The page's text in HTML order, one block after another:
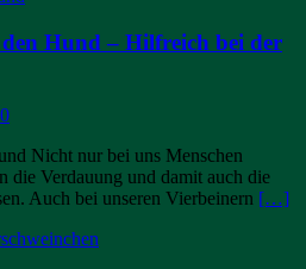
Hund – Hilfreich bei der
0
Nicht nur bei uns Menschen
die Verdauung und damit auch die
Auch bei unseren Vierbeinern […]